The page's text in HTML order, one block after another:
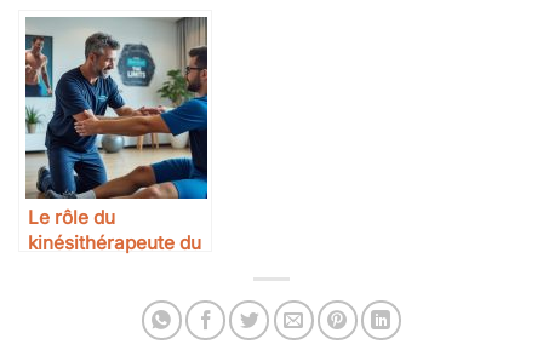
sécurité : conseils
pratiques pour les
débutants
Le rôle du
kinésithérapeute du